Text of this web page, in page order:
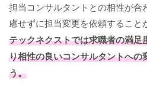
担当コンサルタントとの相性が合
慮せずに担当変更を依頼すること
テックネクストでは求職者の満足
り相性の良いコンサルタントへの
う。